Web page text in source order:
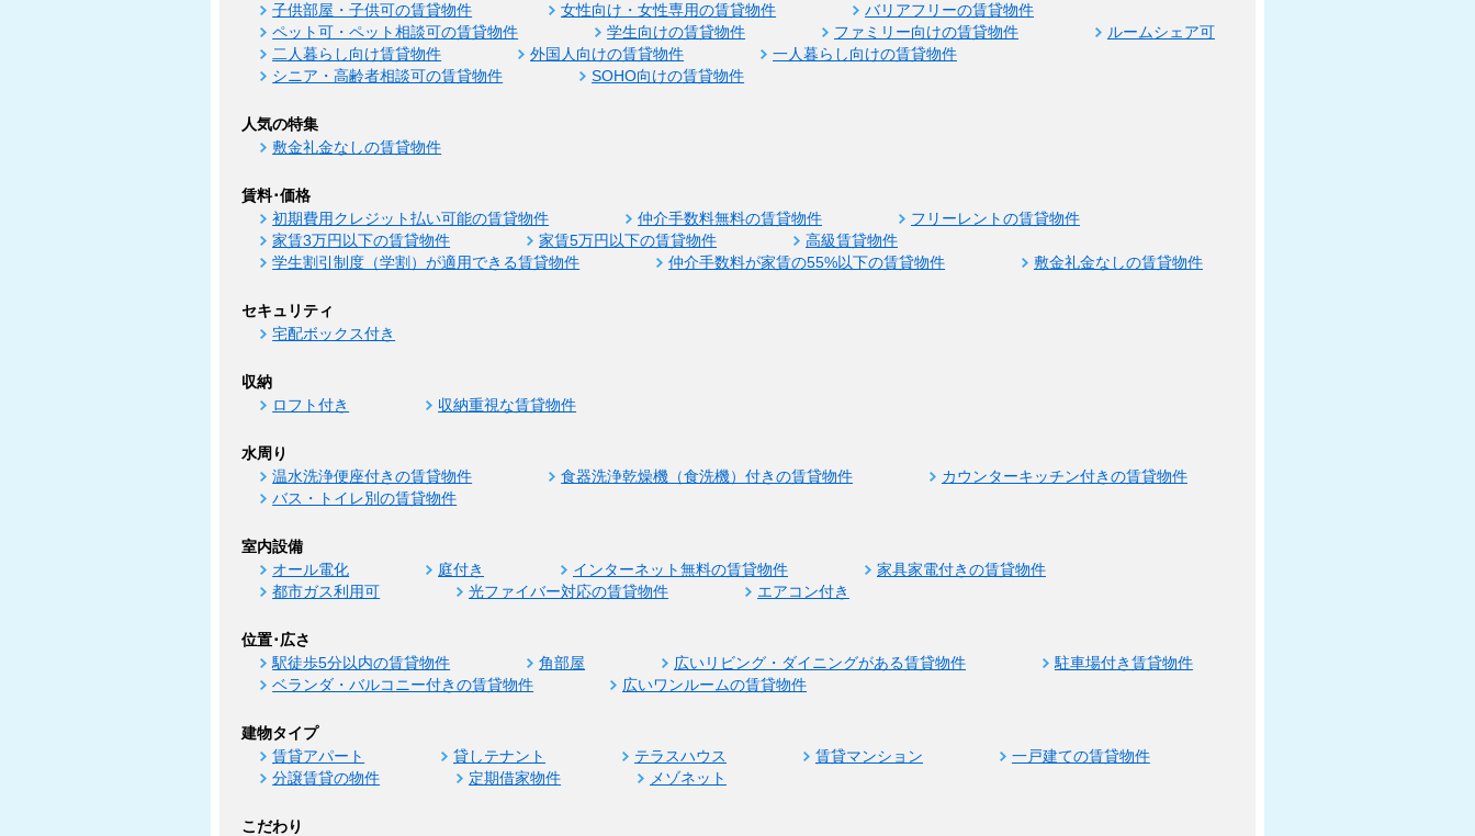
子供部屋・子供可の賃貸物件 女性向け・女性専用の賃貸物件
バリアフリーの賃貸物件
ペット可・ペット相談可の賃貸物件
学生向けの賃貸物件 ファミリー向けの賃貸物件
ルームシェア可
二人暮らし向け賃貸物件
外国人向けの賃貸物件
一人暮らし向けの賃貸物件
シニア・高齢者相談可の賃貸物件
SOHO向けの賃貸物件
人気の特集
敷金礼金なしの賃貸物件
賃料･価格
初期費用クレジット払い可能の賃貸物件 仲介手数料無料の賃貸物件
フリーレントの賃貸物件
家賃3万円以下の賃貸物件
家賃5万円以下の賃貸物件
高級賃貸物件
学生割引制度（学割）が適用できる賃貸物件
仲介手数料が家賃の55%以下の賃貸物件 敷金礼金なしの賃貸物件
セキュリティ
宅配ボックス付き
収納
ロフト付き 収納重視な賃貸物件
水周り
温水洗浄便座付きの賃貸物件 食器洗浄乾燥機（食洗機）付きの賃貸物件
カウンターキッチン付きの賃貸物件
バス・トイレ別の賃貸物件
室内設備
オール電化 庭付き インターネット無料の賃貸物件
家具家電付きの賃貸物件
都市ガス利用可
光ファイバー対応の賃貸物件 エアコン付き
位置･広さ
駅徒歩5分以内の賃貸物件 角部屋 広いリビング・ダイニングがある賃貸物件
駐車場付き賃貸物件
ベランダ・バルコニー付きの賃貸物件
広いワンルームの賃貸物件
建物タイプ
賃貸アパート 貸しテナント テラスハウス 賃貸マンション
一戸建ての賃貸物件
分譲賃貸の物件
定期借家物件 メゾネット
こだわり